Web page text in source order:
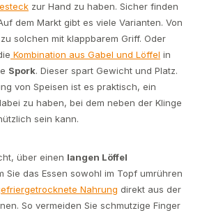
zur Hand zu haben. Sicher finden
dem Markt gibt es viele Varianten. Von
solchen mit klappbarem Griff. Oder
Kombination aus Gabel und Löffel in
Spork. Dieser spart Gewicht und Platz.
von Speisen ist es praktisch, ein
zu haben, bei dem neben der Klinge
sein kann.
über einen langen Löffel
Sie das Essen sowohl im Topf umrühren
Nahrung direkt aus der
So vermeiden Sie schmutzige Finger